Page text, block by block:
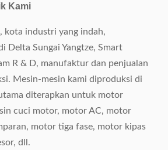
Kami
kota industri yang indah,
Delta Sungai Yangtze, Smart
R & D, manufaktur dan penjualan
Mesin-mesin kami diproduksi di
diterapkan untuk motor
cuci motor, motor AC, motor
motor tiga fase, motor kipas
dll.